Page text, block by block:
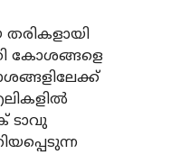
തരികളായി
കോശങ്ങളെ
ടാവു